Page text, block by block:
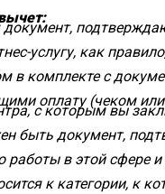
документ,
услугу, как
в комплекте с
оплату (чеком или
с которым вы
быть документ,
работы в этой сфере
к категории, к